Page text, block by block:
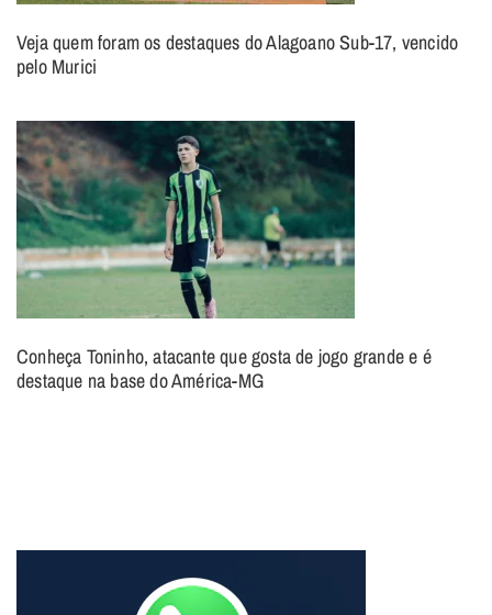
Veja quem foram os destaques do Alagoano Sub-17, vencido
pelo Murici
Conheça Toninho, atacante que gosta de jogo grande e é
destaque na base do América-MG